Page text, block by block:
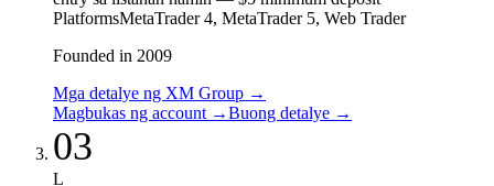
PlatformsMetaTrader 4, MetaTrader 5, Web Trader
Founded in 2009
Mga detalye ng XM Group →
Magbukas ng account →Buong detalye →
03
L